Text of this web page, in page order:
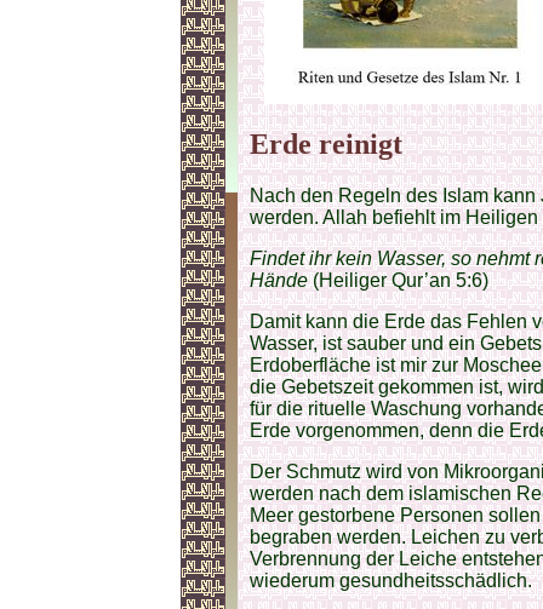
Erde reinigt
Nach den Regeln des Islam
werden. Allah befiehlt im Heiligen
Findet ihr kein Wasser, so nehmt
Hände(Heiliger Qur’an 5:6)
Damit kann die Erde das Fehlen
Wasser, ist sauber und ein
Erdoberfläche ist mir zur
die Gebetszeit gekommen ist,
für die rituelle Waschung
Erde vorgenommen, denn die
Der Schmutz wird von
werden nach dem islamischen
Meer gestorbene Personen
begraben werden. Leichen zu
Verbrennung der Leiche
wiederum gesundheitsschädlich.